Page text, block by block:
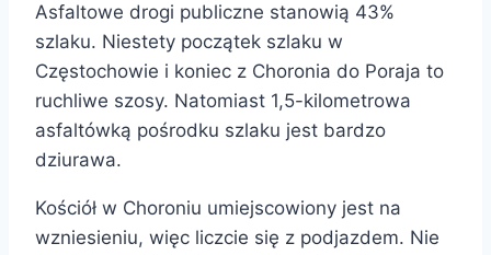
Asfaltowe drogi publiczne stanowią 43%
szlaku. Niestety początek szlaku w
Częstochowie i koniec z Choronia do Poraja to
ruchliwe szosy. Natomiast 1,5-kilometrowa
asfaltówką pośrodku szlaku jest bardzo
dziurawa.
Kościół w Choroniu umiejscowiony jest na
wzniesieniu, więc liczcie się z podjazdem. Nie